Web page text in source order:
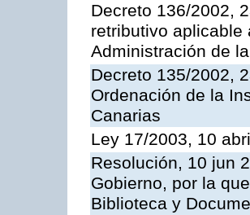
Decreto 136/2002,
retributivo aplicable
Administración de
Decreto 135/2002,
Ordenación de la
Canarias
Ley 17/2003, 10
Resolución, 10 jun
Gobierno, por la
Biblioteca y